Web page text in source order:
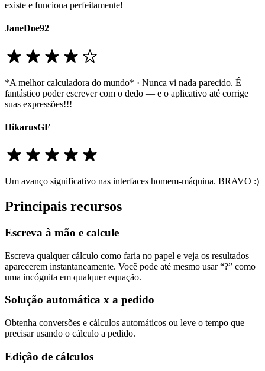
existe e funciona perfeitamente!
JaneDoe92
*A melhor calculadora do mundo* · Nunca vi nada parecido. É
fantástico poder escrever com o dedo — e o aplicativo até corrige
suas expressões!!!
HikarusGF
Um avanço significativo nas interfaces homem-máquina. BRAVO :)
Principais recursos
Escreva à mão e calcule
Escreva qualquer cálculo como faria no papel e veja os resultados
aparecerem instantaneamente. Você pode até mesmo usar “?” como
uma incógnita em qualquer equação.
Solução automática x a pedido
Obtenha conversões e cálculos automáticos ou leve o tempo que
precisar usando o cálculo a pedido.
Edição de cálculos